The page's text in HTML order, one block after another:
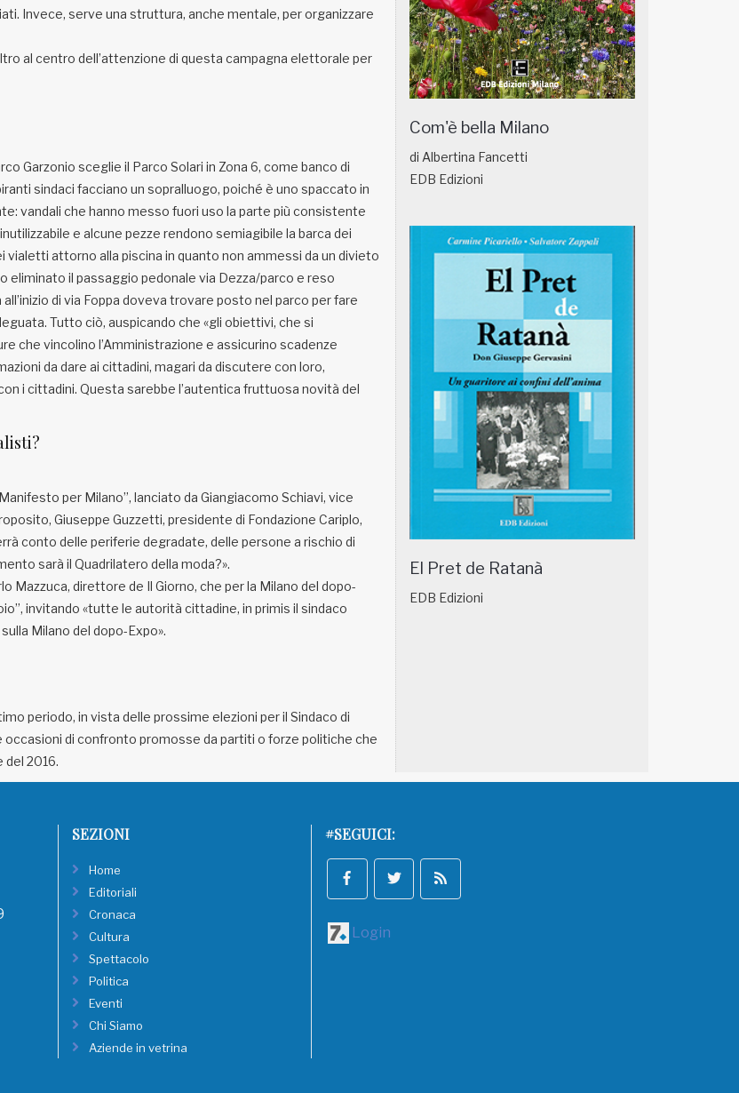
Invece, serve una struttura, anche mentale, per organizzare
al centro dell’attenzione di questa campagna elettorale per
Garzonio sceglie il Parco Solari in Zona 6, come banco di
sindaci facciano un sopralluogo, poiché è uno spaccato in
vandali che hanno messo fuori uso la parte più consistente
e alcune pezze rendono semiagibile la barca dei
attorno alla piscina in quanto non ammessi da un divieto
eliminato il passaggio pedonale via Dezza/parco e reso
di via Foppa doveva trovare posto nel parco per fare
Tutto ciò, auspicando che «gli obiettivi, che si
che vincolino l’Amministrazione e assicurino scadenze
da dare ai cittadini, magari da discutere con loro,
i cittadini. Questa sarebbe l’autentica fruttuosa novità del
per Milano”, lanciato da Giangiacomo Schiavi, vice
Giuseppe Guzzetti, presidente di Fondazione Cariplo,
conto delle periferie degradate, delle persone a rischio di
sarà il Quadrilatero della moda?».
Mazzuca, direttore de Il Giorno, che per la Milano del dopo-
invitando «tutte le autorità cittadine, in primis il sindaco
Milano del dopo-Expo».
periodo, in vista delle prossime elezioni per il Sindaco di
di confronto promosse da partiti o forze politiche che
2016.
Com'è bella Milano
di Albertina Fancetti
EDB Edizioni
El Pret de Ratanà
EDB Edizioni
SEZIONI
Home
Editoriali
Cronaca
Cultura
Spettacolo
Politica
Eventi
Chi Siamo
Aziende in vetrina
#SEGUICI:
Login